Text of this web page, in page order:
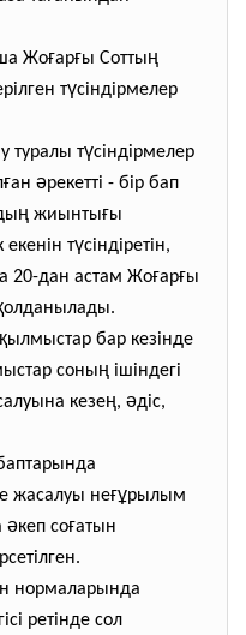
Жоғарғы Соттың
түсіндірмелер
туралы түсіндірмелер
ған әрекетті - бір бап
ң жиынтығы
екенін түсіндіретін,
20-дан астам Жоғарғы
олданылады.
қылмыстар бар кезінде
соның ішіндегі
кезең, әдіс,
жасалуы неғұрылым
әкеп соғатын
рсетілген.
нормаларында
ретінде сол